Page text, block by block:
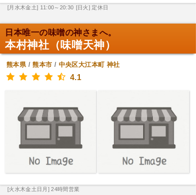
[月水木金土] 11:00～20:30 [日火] 定休日
日本唯一の味噌の神さまへ。
本村神社（味噌天神）
熊本県/熊本市 / 中央区大江本町 神社
4.1
[火水木金土日月] 24時間営業